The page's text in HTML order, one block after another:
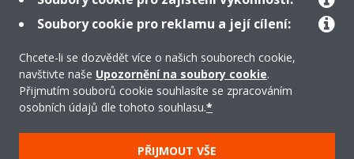
Podpora
Produkty
Copyright © Daikin
Soubory cookie pro reklamu a její cílení:
Chcete-li se dozvědět více o našich souborech cookie,
navštivte naše Upozornění na soubory cookie.
Přijmutím souborů cookie souhlasíte se zpracováním
osobních údajů dle tohoto souhlasu.*
PŘIJMOUT VŠE